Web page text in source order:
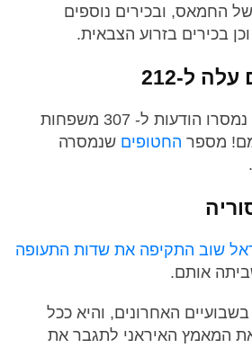
החמאס, ובכירים נוספים
בכירים בזרוע הצבאית.
ל-212
עד היום נמסרו הודעות ל- 307 משפחות
מספר החטופים שנמסרה
שוב התקיפה את שדות התעופה
אותם.
האחרונים, והיא ככל
המאמץ האיראני לתגבר את